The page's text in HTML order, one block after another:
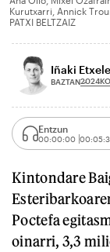
Kurutxarri, Annick
PATXI BELTZAIZ
Iñaki
BAZTAN
Entzun
00:00:00
Kintondare
Poctefa
oinarri, 3,3